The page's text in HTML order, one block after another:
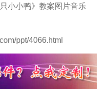
小小鸭》教案图片音乐
ppt/4066.html